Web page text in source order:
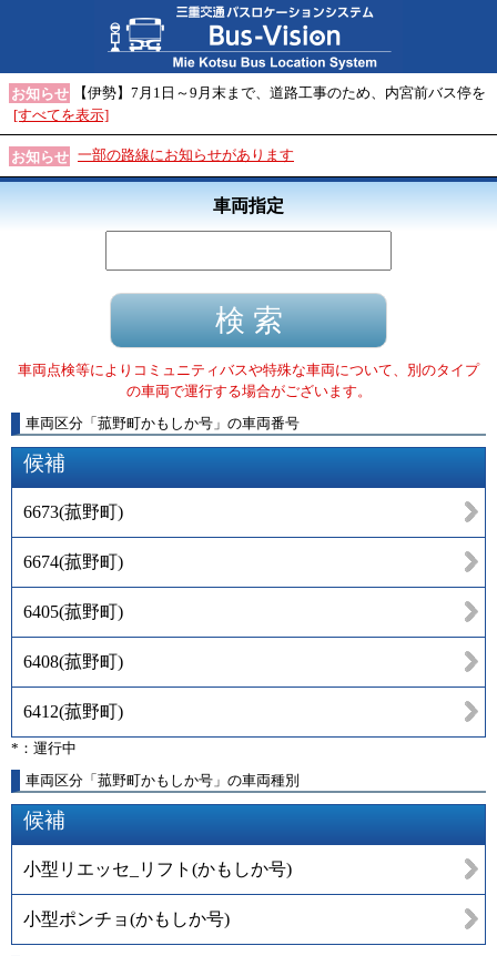
お知らせ
【伊勢】7月1日～9月末まで、道路工事のため、内宮前バス停を
[すべてを表示]
お知らせ 一部の路線にお知らせがあります
車両指定
車両点検等によりコミュニティバスや特殊な車両について、別のタイプ
の車両で運行する場合がございます。
車両区分 「 菰野町かもしか号 」 の車両番号
候補
6673(菰野町)
6674(菰野町)
6405(菰野町)
6408(菰野町)
6412(菰野町)
*：運行中
車両区分「菰野町かもしか号」の車両種別
候補
小型リエッセ_リフト(かもしか号)
小型ポンチョ(かもしか号)